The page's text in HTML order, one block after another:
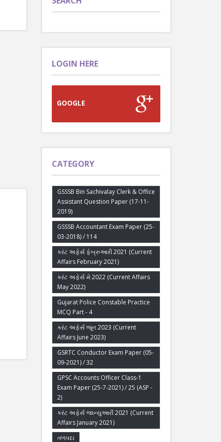
LOGIN HERE
GOOGLE
CATEGORY
GSSSB Bin Sachivalay Clerk & Office
Assistant Question Paper (17-11-
2019)
GSSSB Accountant Exam Paper (25-
03-2018) / 114
કરંટ અફેર્સ ફેબ્રુઆરી 2021 (Current
Affairs February 2021)
કરંટ અફેર્સ મે 2022 (Current Affairs
May 2022)
Gujarat Police Constable Practice
MCQ Part - 4
કરંટ અફેર્સ જૂન 2023 (Current
Affairs June 2023)
GSRTC Conductor Exam Paper (05-
09-2021) / 32
GPSC Accounts Officer Class-1
Exam Paper (25-7-2021) / 25 (ASP -
2)
કરંટ અફેર્સ જાન્યુઆરી 2021 (Current
Affairs January 2021)
તળપદા